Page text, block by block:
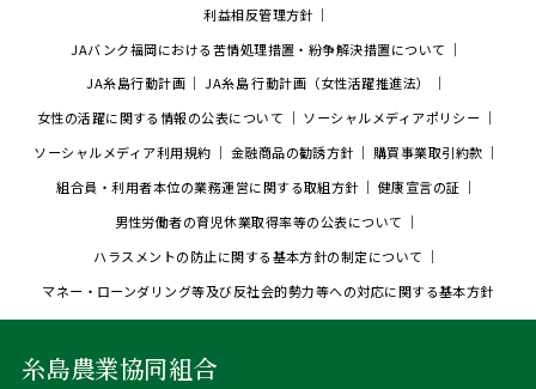
利益相反管理方針
JAバンク福岡における苦情処理措置・紛争解決措置について
JA糸島行動計画
JA糸島 行動計画（女性活躍推進法）
女性の活躍に関する情報の公表について
ソーシャルメディアポリシー
ソーシャルメディア利用規約
金融商品の勧誘方針
購買事業取引約款
組合員・利用者本位の業務運営に関する取組方針
健康宣言の証
男性労働者の育児休業取得率等の公表について
ハラスメントの防止に関する基本方針の制定について
マネー・ローンダリング等及び反社会的勢力等への対応に関する基本方針
糸島農業協同組合